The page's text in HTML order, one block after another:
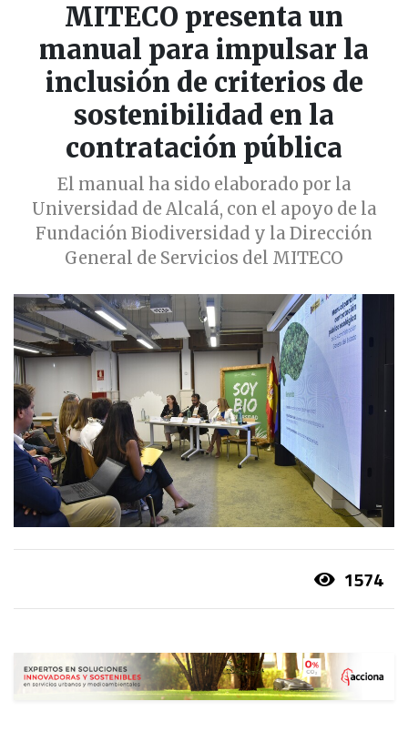
MITECO presenta un
manual para impulsar la
inclusión de criterios de
sostenibilidad en la
contratación pública
El manual ha sido elaborado por la
Universidad de Alcalá, con el apoyo de la
Fundación Biodiversidad y la Dirección
General de Servicios del MITECO
1574